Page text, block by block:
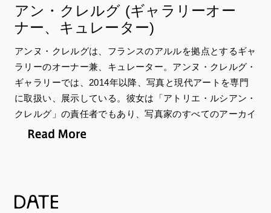
ター兼共同創設者(2013・2015・2017年)、ニューヨーク
のFIAFギャラリーでの「French Protocol」プログラムの
ル国際写真フェスティバルの元ディレークター(1986・
リー(2010・2011年)の写真祭の共同創設者兼アドバイ
ザー、コービスの元副社長(2000–2001年)、マグナム・
フォトの元ディレクター(1987–2000年)、FNACストア
ギャラリーの元ディレクター(1983–1985年)でもある。現
アン・クレルグ (ギャラリーオー
ナー、キュレーター)
アンヌ・クレルグは、フランスのアルルを拠点とするギャ
ラリーのオーナー兼、キュレーター。アンヌ・クレルグ・
ギャラリーでは、2014年以降、写真と現代アートを専門
に取扱い、展示している。彼女は「アトリエ・ルシアン・
クレルグ」の責任者でもあり、写真家のすべてのアーカイ
ブを管理し、すべてのプロジェクトを指揮。また、ルシア